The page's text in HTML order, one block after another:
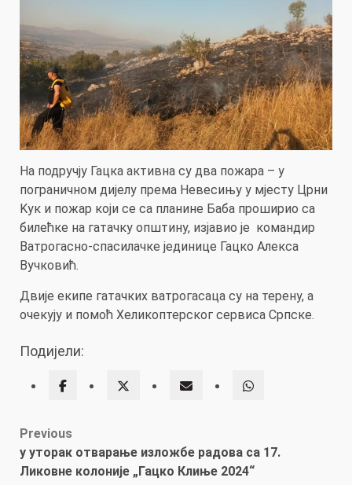
На подручју Гацка активна су два пожара – у
пограничном дијелу према Невесињу у мјесту Црни
Kук и пожар који се са планине Баба проширио са
билећке на гатачку општину, изјавио је командир
Ватрогасно-спасилачке јединице Гацко Алекса
Вучковић.
Двије екипе гатачких ватрогасаца су на терену, а
очекују и помоћ Хеликоптерског сервиса Српске.
Подијели:
Post
navigation
Previous
у уторак отварање изложбе радова са 17.
Ликовне колоније „Гацко Клиње 2024“